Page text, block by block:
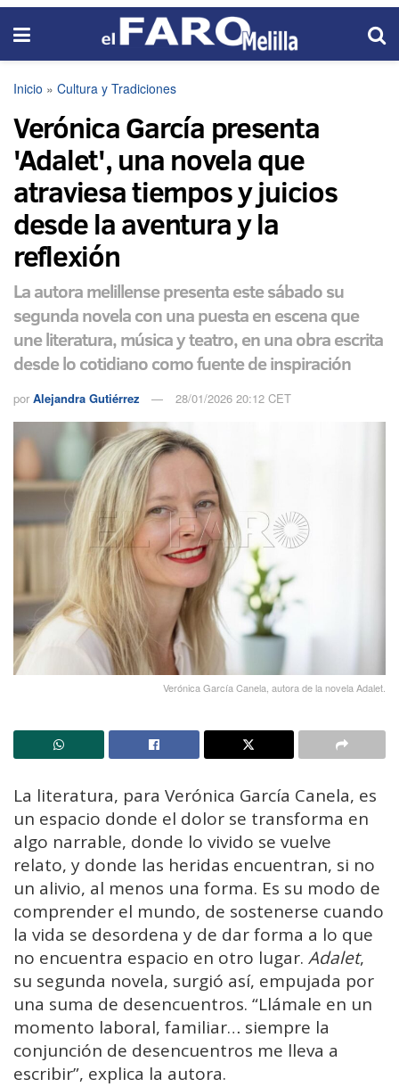
Inicio » Cultura y Tradiciones
Verónica García presenta
'Adalet', una novela que
atraviesa tiempos y juicios
desde la aventura y la
reflexión
La autora melillense presenta este sábado su
segunda novela con una puesta en escena que
une literatura, música y teatro, en una obra escrita
desde lo cotidiano como fuente de inspiración
por Alejandra Gutiérrez 28/01/2026 20:12 CET
Verónica García Canela, autora de la novela Adalet.
La literatura, para Verónica García Canela, es
un espacio donde el dolor se transforma en
algo narrable, donde lo vivido se vuelve
relato, y donde las heridas encuentran, si no
un alivio, al menos una forma. Es su modo de
comprender el mundo, de sostenerse cuando
la vida se desordena y de dar forma a lo que
no encuentra espacio en otro lugar. Adalet,
su segunda novela, surgió así, empujada por
una suma de desencuentros. “Llámale en un
momento laboral, familiar… siempre la
conjunción de desencuentros me lleva a
escribir”, explica la autora.